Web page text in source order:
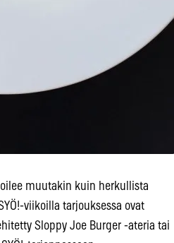
muutakin kuin herkullista
viikoilla tarjouksessa ovat
Sloppy Joe Burger -ateria tai